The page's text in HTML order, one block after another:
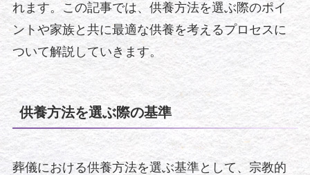
れます。この記事では、供養方法を選ぶ際のポイ
ントや家族と共に最適な供養を考えるプロセスに
ついて解説していきます。
供養方法を選ぶ際の基準
葬儀における供養方法を選ぶ基準として、宗教的